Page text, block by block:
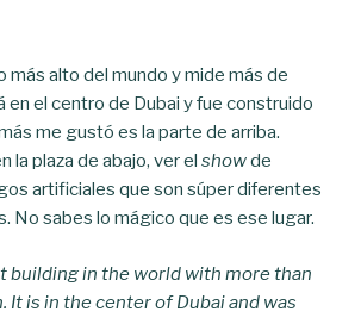
más alto del mundo y mide más de
el centro de Dubai y fue construido
me gustó es la parte de arriba.
la plaza de abajo, ver el showde
artificiales que son súper diferentes
No sabes lo mágico que es ese lugar.
building in the world with more than
It is in the center of Dubai and was